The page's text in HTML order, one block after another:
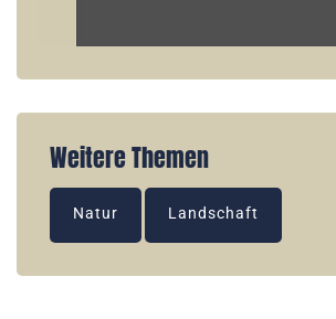
Weitere Themen
Natur Landschaft